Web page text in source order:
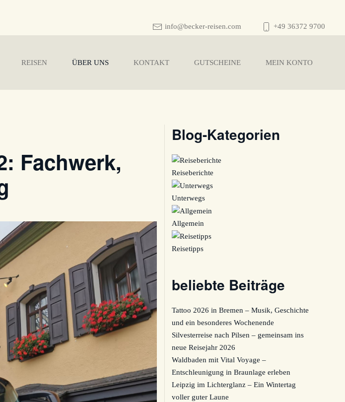
info@becker-reisen.com +49 36372 9700
REISEN ÜBER UNS KONTAKT GUTSCHEINE MEIN KONTO
Fachwerk,
Blog-Kategorien
Reiseberichte
Unterwegs
Allgemein
Reisetipps
beliebte Beiträge
Tattoo 2026 in Bremen – Musik, Geschichte
und ein besonderes Wochenende
Silvesterreise nach Pilsen – gemeinsam ins
neue Reisejahr 2026
Waldbaden mit Vital Voyage –
Entschleunigung in Braunlage erleben
Leipzig im Lichterglanz – Ein Wintertag
voller guter Laune